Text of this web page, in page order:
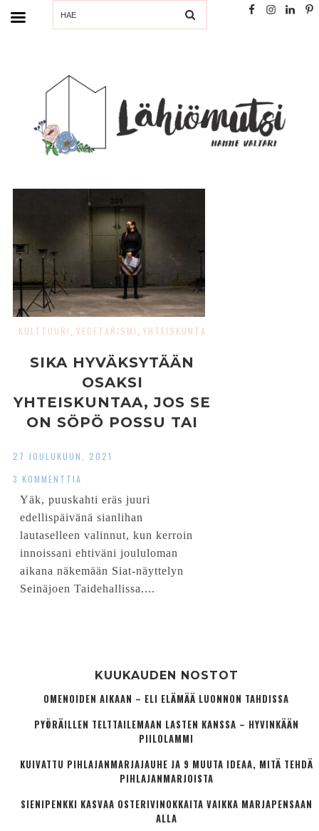
SEARCH
KULTTUURI VEGETARISMI YHTEISKUNTA
SIKA HYVÄKSYTÄÄN
OSAKSI
YHTEISKUNTAA, JOS SE
ON SÖPÖ POSSU TAI
PUTKAHTANUT
RUOKAPALA
LAUTASELLA
27 JOULUKUUN, 2021
3 KOMMENTTIA
Yäk, puuskahti eräs juuri
edellispäivänä sianlihan
lautaselleen valinnut, kun kerroin
innoissani ehtiväni joululoman
aikana näkemään Siat-näyttelyn
Seinäjoen Taidehallissa....
KUUKAUDEN NOSTOT
OMENOIDEN AIKAAN – ELI ELÄMÄÄ LUONNON TAHDISSA
PYÖRÄILLEN TELTTAILEMAAN LASTEN KANSSA – HYVINKÄÄN
PIILOLAMMI
KUIVATTU PIHLAJANMARJAJAUHE JA 9 MUUTA IDEAA, MITÄ TEHDÄ
PIHLAJANMARJOISTA
SIENIPENKKI KASVAA OSTERIVINOKKAITA VAIKKA MARJAPENSAAN
ALLA